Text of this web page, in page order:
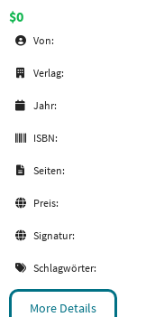
$0
Von:
Verlag:
Jahr:
ISBN:
Seiten:
Preis:
Signatur:
Schlagwörter:
More Details